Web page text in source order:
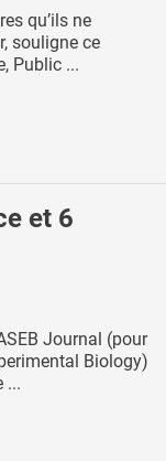
qu’ils ne
souligne ce
Public ...
et 6
Journal (pour
Biology)
...